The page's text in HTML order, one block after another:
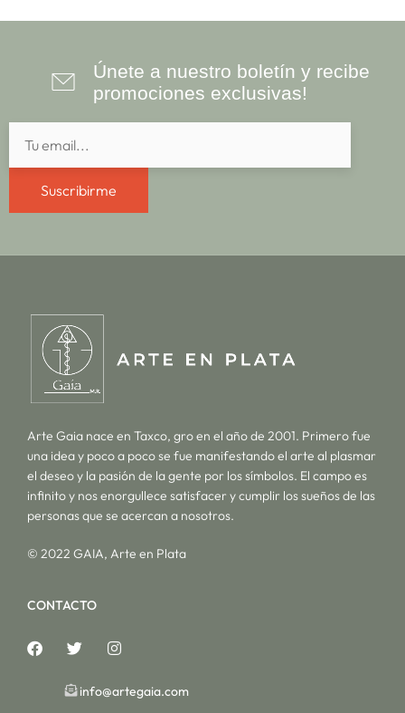
Únete a nuestro boletín y recibe
promociones exclusivas!
Suscribirme
Arte Gaia nace en Taxco, gro en el año de 2001. Primero fue
una idea y poco a poco se fue manifestando el arte al plasmar
el deseo y la pasión de la gente por los símbolos. El campo es
infinito y nos enorgullece satisfacer y cumplir los sueños de las
personas que se acercan a nosotros.
© 2022 GAIA, Arte en Plata
CONTACTO
info@artegaia.com